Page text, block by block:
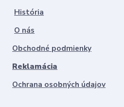
História
O nás
Obchodné podmienky
Reklamácia
Ochrana osobných údajov